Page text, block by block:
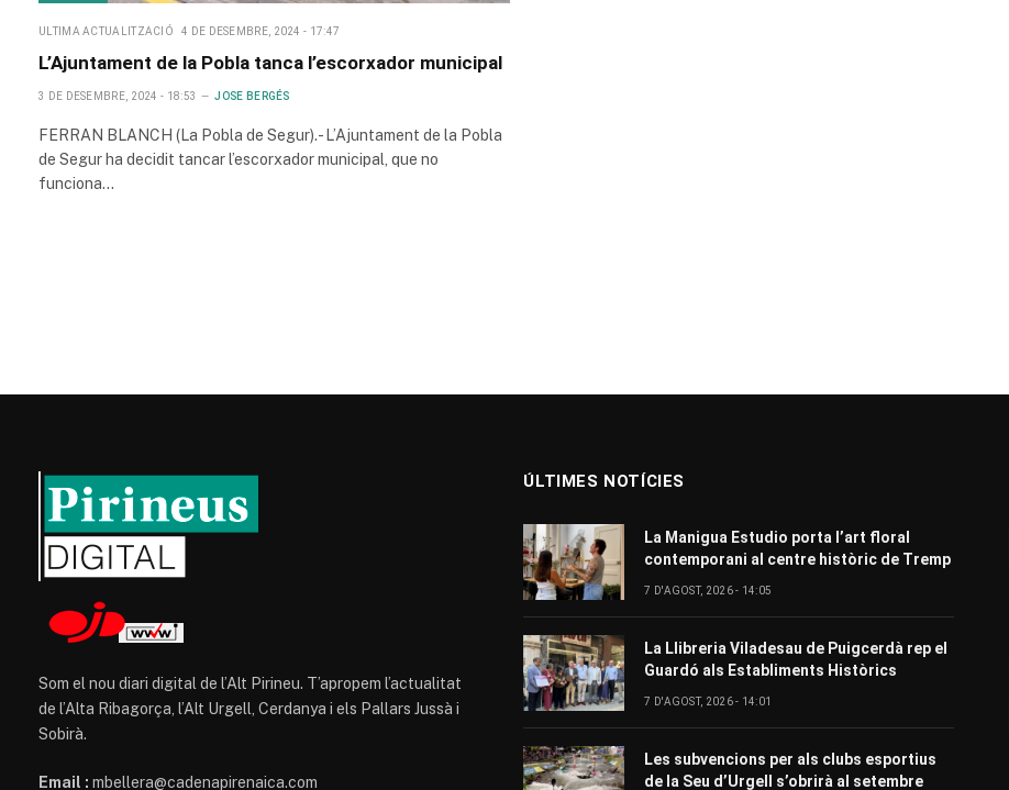
ULTIMA ACTUALITZACIÓ 4 DE DESEMBRE, 2024 - 17:47
L’Ajuntament de la Pobla tanca l’escorxador municipal
3 DE DESEMBRE, 2024 - 18:53 JOSE BERGÉS
FERRAN BLANCH (La Pobla de Segur).- L’Ajuntament de la Pobla
de Segur ha decidit tancar l’escorxador municipal, que no
funciona…
Som el nou diari digital de l’Alt Pirineu. T’apropem l’actualitat
de l’Alta Ribagorça, l’Alt Urgell, Cerdanya i els Pallars Jussà i
Sobirà.
Email : mbellera@cadenapirenaica.com
ÚLTIMES NOTÍCIES
La Manigua Estudio porta l’art floral
contemporani al centre històric de Tremp
7 D'AGOST, 2026 - 14:05
La Llibreria Viladesau de Puigcerdà rep el
Guardó als Establiments Històrics
7 D'AGOST, 2026 - 14:01
Les subvencions per als clubs esportius
de la Seu d’Urgell s’obrirà al setembre